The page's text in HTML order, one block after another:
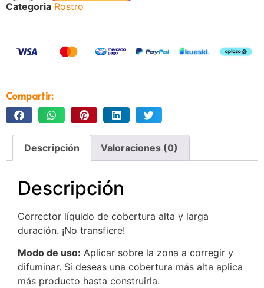
Categoria Rostro
Compartir:
Descripción Valoraciones (0)
Descripción
Corrector líquido de cobertura alta y larga
duración. ¡No transfiere!
Modo de uso: Aplicar sobre la zona a corregir y
difuminar. Si deseas una cobertura más alta aplica
más producto hasta construirla.